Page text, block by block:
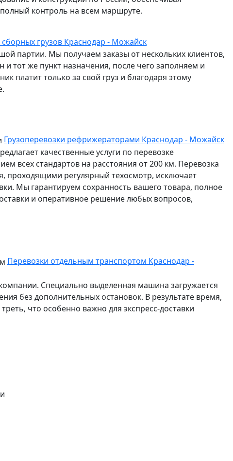
контроль на всем маршруте.
сборных грузов Краснодар - Можайск
партии. Мы получаем заказы от нескольких клиентов,
тот же пункт назначения, после чего заполняем и
платит только за свой груз и благодаря этому
Грузоперевозки рефрижераторами Краснодар - Можайск
качественные услуги по перевозке
всех стандартов на расстояния от 200 км. Перевозка
проходящими регулярный техосмотр, исключает
Мы гарантируем сохранность вашего товара, полное
и оперативное решение любых вопросов,
Перевозки отдельным транспортом Краснодар -
Специально выделенная машина загружается
без дополнительных остановок. В результате время,
что особенно важно для экспресс-доставки